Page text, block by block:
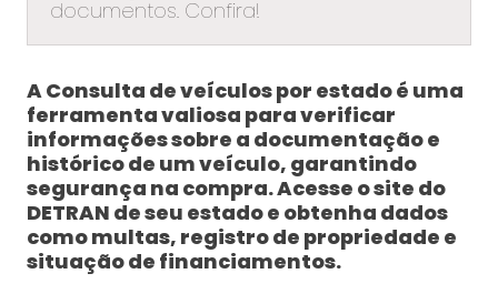
documentos. Confira!
A Consulta de veículos por estado é uma
ferramenta valiosa para verificar
informações sobre a documentação e
histórico de um veículo, garantindo
segurança na compra. Acesse o site do
DETRAN de seu estado e obtenha dados
como multas, registro de propriedade e
situação de financiamentos.